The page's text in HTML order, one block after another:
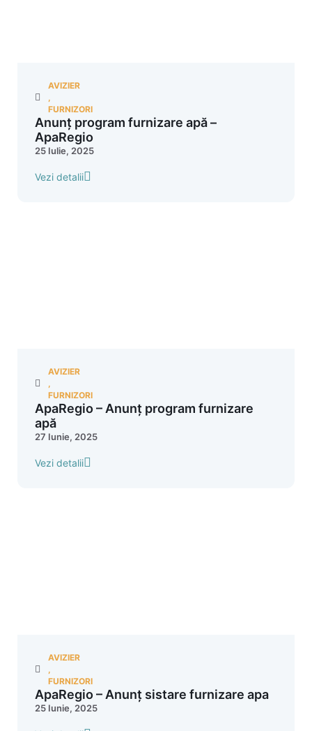
AVIZIER
,
FURNIZORI
Anunț program furnizare apă –
ApaRegio
25 Iulie, 2025
Vezi detalii
AVIZIER
,
FURNIZORI
ApaRegio – Anunț program furnizare
apă
27 Iunie, 2025
Vezi detalii
AVIZIER
,
FURNIZORI
ApaRegio – Anunț sistare furnizare apa
25 Iunie, 2025